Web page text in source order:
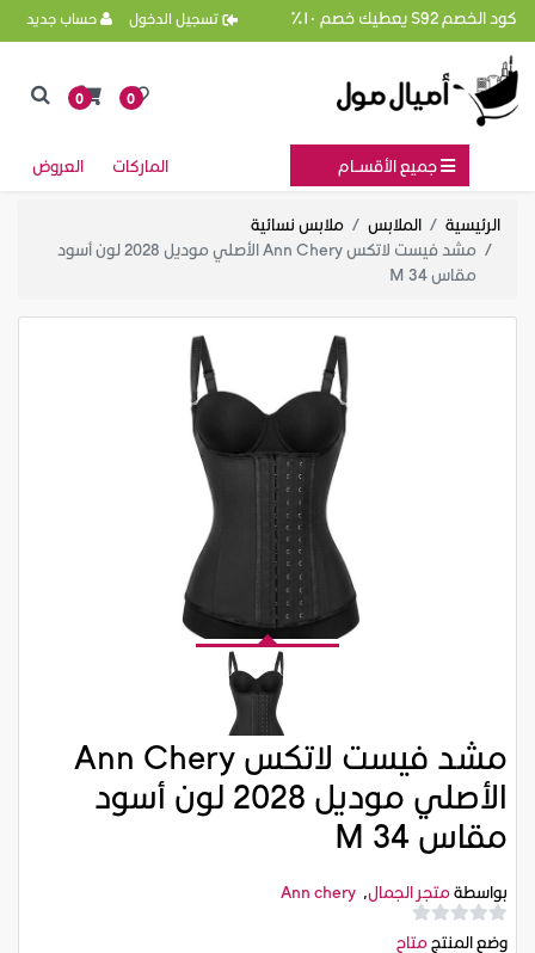
كود الخصم S92 يعطيك خصم ١٠٪ تسجيل الدخول حساب جديد
0
0
جميع الأقســام الماركات العروض
الرئيسية الملابس
ملابس نسائية
مشد فيست لاتكس Ann Chery الأصلي موديل 2028 لون أسود
مقاس M 34
مشد فيست لاتكس Ann Chery
الأصلي موديل 2028 لون أسود
مقاس M 34
بواسطةمتجر الجمال,
Ann chery
وضع المنتج متاح